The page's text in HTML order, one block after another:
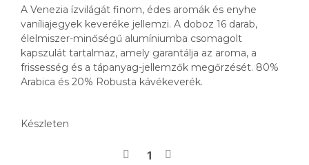
A Venezia ízvilágát finom, édes aromák és enyhe
vaníliajegyek keveréke jellemzi. A doboz 16 darab,
élelmiszer-minőségű alumíniumba csomagolt
kapszulát tartalmaz, amely garantálja az aroma, a
frissesség és a tápanyag-jellemzők megőrzését. 80%
Arabica és 20% Robusta kávékeverék.
Készleten